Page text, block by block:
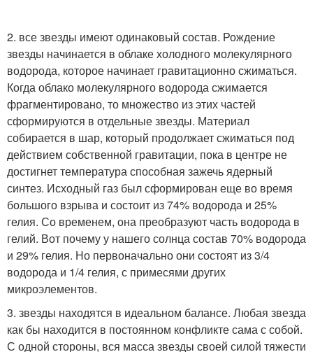
2. все звезды имеют одинаковый состав. Рождение
звезды начинается в облаке холодного молекулярного
водорода, которое начинает гравитационно сжиматься.
Когда облако молекулярного водорода сжимается
фрагментировано, то множество из этих частей
сформируются в отдельные звезды. Материал
собирается в шар, который продолжает сжиматься под
действием собственной гравитации, пока в центре не
достигнет температура способная зажечь ядерный
синтез. Исходный газ был сформирован еще во время
большого взрыва и состоит из 74% водорода и 25%
гелия. Со временем, она преобразуют часть водорода в
гелий. Вот почему у нашего солнца состав 70% водорода
и 29% гелия. Но первоначально они состоят из 3/4
водорода и 1/4 гелия, с примесями других
микроэлементов.
3. звезды находятся в идеальном балансе. Любая звезда
как бы находится в постоянном конфликте сама с собой.
С одной стороны, вся масса звезды своей силой тяжести